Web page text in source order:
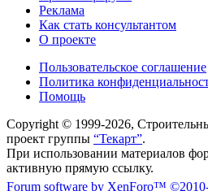
Реклама
Как стать консультантом
О проекте
Пользовательское соглашение
Политика
Помощь
Copyright © 1999-2026,
проект группы “Текарт”.
При использовании материалов
активную прямую ссылку.
Forum software by XenForo™